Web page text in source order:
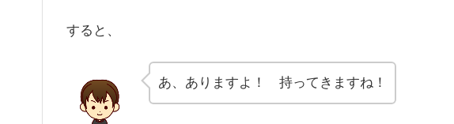
すると、
あ、ありますよ！ 持ってきますね！